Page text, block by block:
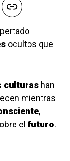
ocultos que
culturas han
mientras
,
el futuro.